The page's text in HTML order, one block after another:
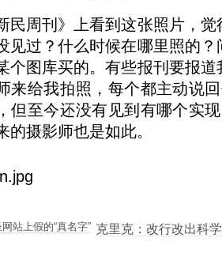
民周刊》上看到这张照片，觉
见过？什么时候在哪里照的？
个图库买的。有些报刊要报道
来给我拍照，每个都主动说
但至今还没有见到有哪个实
的摄影师也是如此。
站上假的“真名字” 克里克：改行改出科